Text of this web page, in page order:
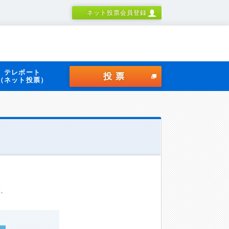
ネット投票会員登録
テレボート
（ネット投票）
投票